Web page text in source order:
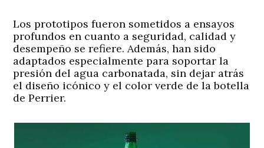
Los prototipos fueron sometidos a ensayos
profundos en cuanto a seguridad, calidad y
desempeño se refiere. Además, han sido
adaptados especialmente para soportar la
presión del agua carbonatada, sin dejar atrás
el diseño icónico y el color verde de la botella
de Perrier.